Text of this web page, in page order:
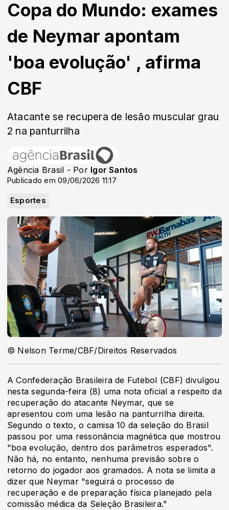
Copa do Mundo: exames
de Neymar apontam
'boa evolução' , afirma
CBF
Atacante se recupera de lesão muscular grau
2 na panturrilha
Agência Brasil - Por Igor Santos
Publicado em 09/06/2026 11:17
Esportes
© Nelson Terme/CBF/Direitos Reservados
A Confederação Brasileira de Futebol (CBF) divulgou
nesta segunda-feira (8) uma nota oficial a respeito da
recuperação do atacante Neymar, que se
apresentou com uma lesão na panturrilha direita.
Segundo o texto, o camisa 10 da seleção do Brasil
passou por uma ressonância magnética que mostrou
"boa evolução, dentro dos parâmetros esperados".
Não há, no entanto, nenhuma previsão sobre o
retorno do jogador aos gramados. A nota se limita a
dizer que Neymar "seguirá o processo de
recuperação e de preparação física planejado pela
comissão médica da Seleção Brasileira."